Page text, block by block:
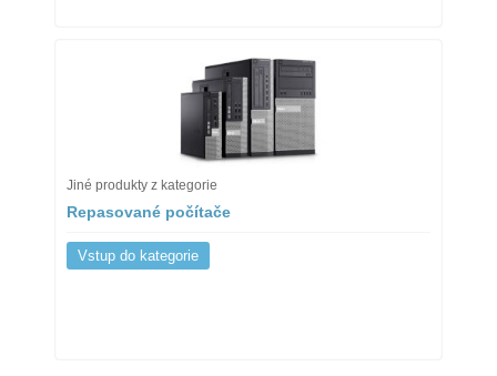
Jiné produkty z kategorie
Repasované počítače
Vstup do kategorie